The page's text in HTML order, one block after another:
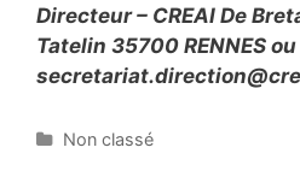
Directeur – CREAI De
Tatelin 35700 RENNES
C
Non classé